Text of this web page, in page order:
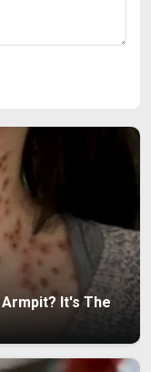
It's The